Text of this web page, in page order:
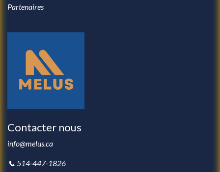
Partenaires
Contacter nous
info@melus.ca
📞 514-447-1826